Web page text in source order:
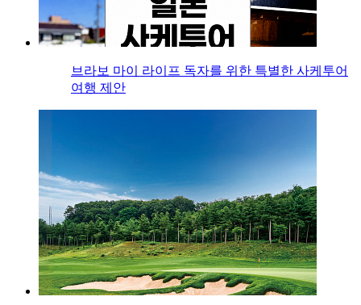
브라보 마이 라이프 독자를 위한 특별한 사케투어
여행 제안